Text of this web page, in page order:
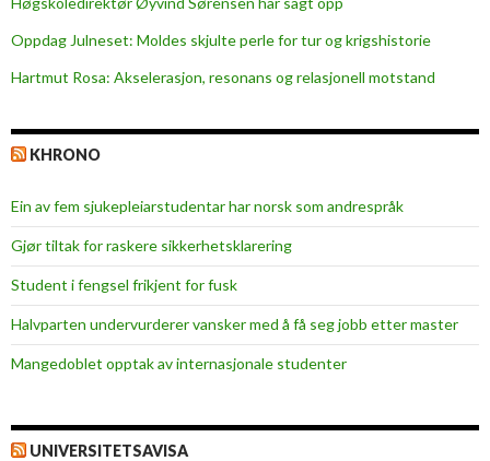
r
o
t
s
b
e
i
p
å
s
Oppdag Julneset: Moldes skjulte perle for tur og krigshistorie
Hartmut Rosa: Akselerasjon, resonans og relasjonell motstand
KHRONO
Ein av fem sjukepleiar­studentar har norsk som andrespråk
Gjør tiltak for raskere sikkerhets­klarering
Student i fengsel frikjent for fusk
Halvparten undervurderer vansker med å få seg jobb etter master
Mangedoblet opptak av internasjonale studenter
UNIVERSITETSAVISA